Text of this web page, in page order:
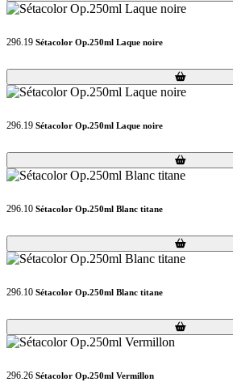
296.19 Sétacolor Op.250ml Laque noire
Loading...
Loading...
296.19 Sétacolor Op.250ml Laque noire
Loading...
Loading...
296.10 Sétacolor Op.250ml Blanc titane
Loading...
Loading...
296.10 Sétacolor Op.250ml Blanc titane
Loading...
Loading...
296.26 Sétacolor Op.250ml Vermillon